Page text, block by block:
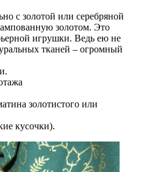
с золотой или серебряной
золотом. Это
игрушки. Ведь ею не
тканей – огромный
золотистого или
кусочки).